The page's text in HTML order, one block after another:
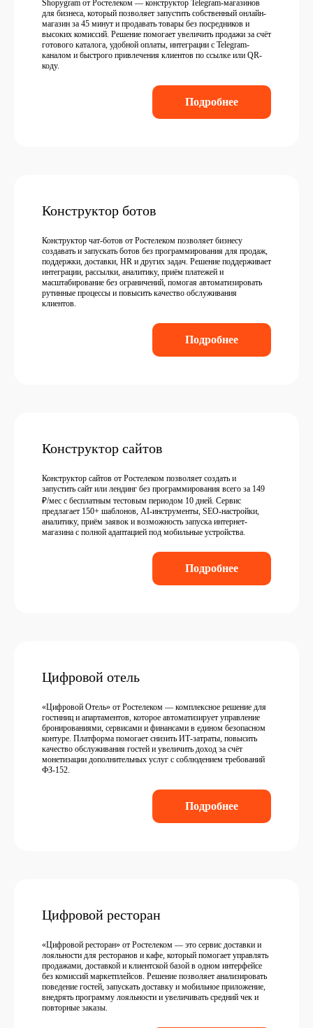
Shopygram от Ростелеком — конструктор Telegram-магазинов
для бизнеса, который позволяет запустить собственный онлайн-
магазин за 45 минут и продавать товары без посредников и
высоких комиссий. Решение помогает увеличить продажи за счёт
готового каталога, удобной оплаты, интеграции с Telegram-
каналом и быстрого привлечения клиентов по ссылке или QR-
коду.
Подробнее
Конструктор ботов
Конструктор чат-ботов от Ростелеком позволяет бизнесу
создавать и запускать ботов без программирования для продаж,
поддержки, доставки, HR и других задач. Решение поддерживает
интеграции, рассылки, аналитику, приём платежей и
масштабирование без ограничений, помогая автоматизировать
рутинные процессы и повысить качество обслуживания
клиентов.
Подробнее
Конструктор сайтов
Конструктор сайтов от Ростелеком позволяет создать и
запустить сайт или лендинг без программирования всего за 149
₽/мес с бесплатным тестовым периодом 10 дней. Сервис
предлагает 150+ шаблонов, AI-инструменты, SEO-настройки,
аналитику, приём заявок и возможность запуска интернет-
магазина с полной адаптацией под мобильные устройства.
Подробнее
Цифровой отель
«Цифровой Отель» от Ростелеком — комплексное решение для
гостиниц и апартаментов, которое автоматизирует управление
бронированиями, сервисами и финансами в едином безопасном
контуре. Платформа помогает снизить ИТ-затраты, повысить
качество обслуживания гостей и увеличить доход за счёт
монетизации дополнительных услуг с соблюдением требований
ФЗ-152.
Подробнее
Цифровой ресторан
«Цифровой ресторан» от Ростелеком — это сервис доставки и
лояльности для ресторанов и кафе, который помогает управлять
продажами, доставкой и клиентской базой в одном интерфейсе
без комиссий маркетплейсов. Решение позволяет анализировать
поведение гостей, запускать доставку и мобильное приложение,
внедрять программу лояльности и увеличивать средний чек и
повторные заказы.